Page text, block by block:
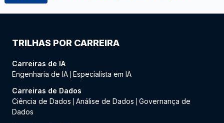
TRILHAS POR CARREIRA
Carreiras de IA
Engenharia de IA Especialista em IA
Carreiras de Dados
Ciência de Dados
Análise de Dados
Governança de
Dados